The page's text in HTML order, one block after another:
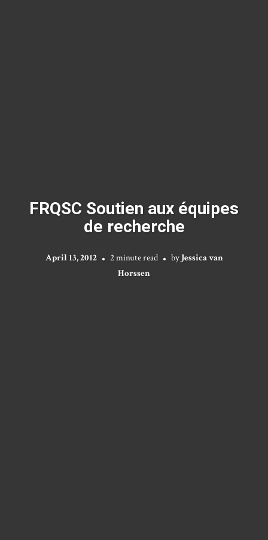
FRQSC Soutien aux équipes
de recherche
April 13, 2012 2 minute read by Jessica van
Horssen